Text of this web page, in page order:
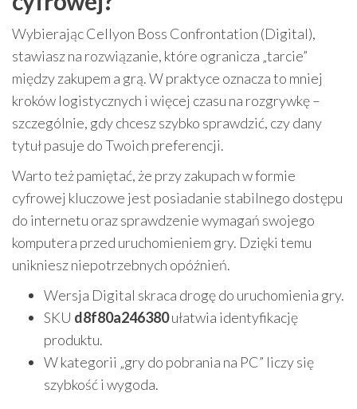
Wybierając Cellyon Boss Confrontation (Digital),
stawiasz na rozwiązanie, które ogranicza „tarcie”
między zakupem a grą. W praktyce oznacza to mniej
kroków logistycznych i więcej czasu na rozgrywkę –
szczególnie, gdy chcesz szybko sprawdzić, czy dany
tytuł pasuje do Twoich preferencji.
Warto też pamiętać, że przy zakupach w formie
cyfrowej kluczowe jest posiadanie stabilnego dostępu
do internetu oraz sprawdzenie wymagań swojego
komputera przed uruchomieniem gry. Dzięki temu
unikniesz niepotrzebnych opóźnień.
Wersja Digital skraca drogę do uruchomienia gry.
SKU d8f80a246380ułatwia identyfikację
produktu.
W kategorii „gry do pobrania na PC” liczy się
szybkość i wygoda.